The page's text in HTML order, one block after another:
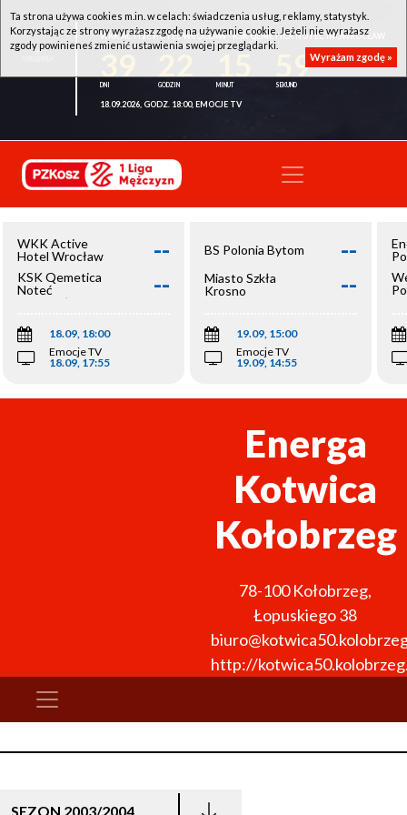
WKK ACTIVE HOTEL WROCŁAW - KSK QEMETICA NOTEĆ INOWROCŁAW
59
18.09.2026, GODZ. 18:00, EMOCJE TV
WKK Active
Hotel Wrocław
--
KSK Qemetica
Noteć
Inowrocław
--
18.09, 18:00
Emocje TV
18.09, 17:55
BS Polonia Bytom --
Miasto Szkła
Krosno
--
19.09, 15:00
Emocje TV
19.09, 14:55
Energa
Kotwica
Kołobrzeg
78-100 Kołobrzeg,
Łopuskiego 38
http://
SEZON 2003/2004
Ta strona używa cookies m.in. w celach: świadczenia usług, reklamy, statystyk.
Korzystając ze strony wyrażasz zgodę na używanie cookie. Jeżeli nie wyrażasz
zgody powinieneś zmienić ustawienia swojej przeglądarki.
Wyrażam zgodę »